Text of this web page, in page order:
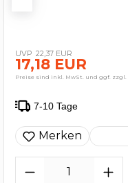
22,37 EUR
17,18 EUR
Preise sind inkl. MwSt. und ggf.
7-10 Tage
Merken